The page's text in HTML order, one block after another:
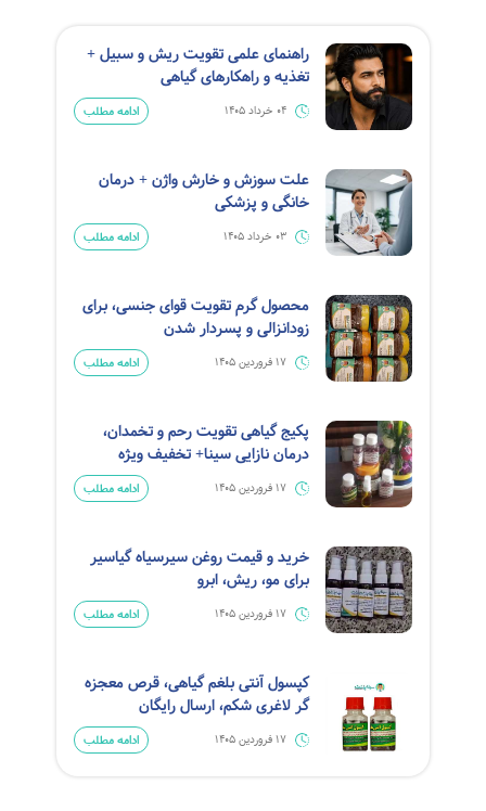
راهنمای علمی تقویت ریش و سبیل +
تغذیه و راهکارهای گیاهی
04 خرداد 1405 ادامه مطلب
علت سوزش و خارش واژن + درمان
خانگی و پزشکی
03 خرداد 1405 ادامه مطلب
محصول گرم تقویت قوای جنسی، برای
زودانزالی و پسردار شدن
17 فروردین 1405 ادامه مطلب
پکیج گیاهی تقویت رحم و تخمدان،
درمان نازایی سینا+ تخفیف ویژه
17 فروردین 1405 ادامه مطلب
خرید و قیمت روغن سیرسیاه گیاسیر
برای مو، ریش، ابرو
17 فروردین 1405 ادامه مطلب
کپسول آنتی بلغم گیاهی، قرص معجزه
گر لاغری شکم، ارسال رایگان
17 فروردین 1405 ادامه مطلب